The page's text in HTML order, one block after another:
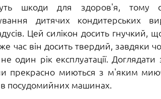
шкоди для здоров'я, тому
дитячих кондитерських
Цей силікон досить гнучкий,
час він досить твердий, завдяки
один рік експлуатації.
прекрасно миються з м'яким
в посудомийних машинах.